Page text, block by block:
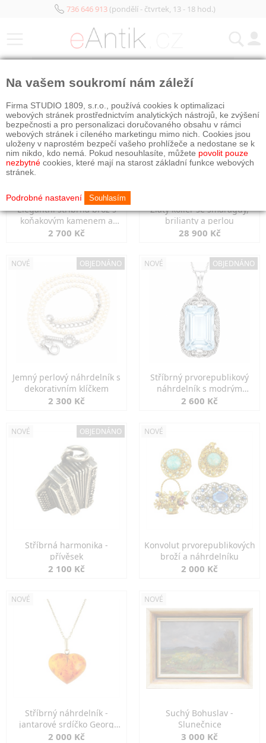
736 646 913(pondělí - čtvrtek, 13 - 18 hod.)
Elegantní stříbrná brož s
koňakovým kamenem a
markazity
2 700 Kč
Zlatý kolier se smaragdy,
brilianty a perlou
28 900 Kč
NOVÉ OBJEDNÁNO
Jemný perlový náhrdelník s
dekorativním klíčkem
2 300 Kč
NOVÉ OBJEDNÁNO
Stříbrný prvorepublikový
náhrdelník s modrým
spinelem
2 600 Kč
NOVÉ OBJEDNÁNO
Stříbrná harmonika -
přívěsek
2 100 Kč
NOVÉ
Konvolut prvorepublikových
broží a náhrdelníku
2 000 Kč
NOVÉ
Stříbrný náhrdelník -
jantarové srdíčko Georg
Kramer
2 000 Kč
NOVÉ
Suchý Bohuslav -
Slunečnice
3 000 Kč
Na vašem soukromí nám záleží
Firma STUDIO 1809, s.r.o., používá cookies k optimalizaci
webových stránek prostřednictvím analytických nástrojů, ke zvýšení
bezpečnosti a pro personalizaci doručovaného obsahu v rámci
webových stránek i cíleného marketingu mimo nich. Cookies jsou
uloženy v naprostém bezpečí vašeho prohlížeče a nedostane se k
nim nikdo, kdo nemá. Pokud nesouhlasíte, můžete povolit pouze
nezbytné cookies, které mají na starost základní funkce webových
stránek.
Podrobné nastavení Souhlasím